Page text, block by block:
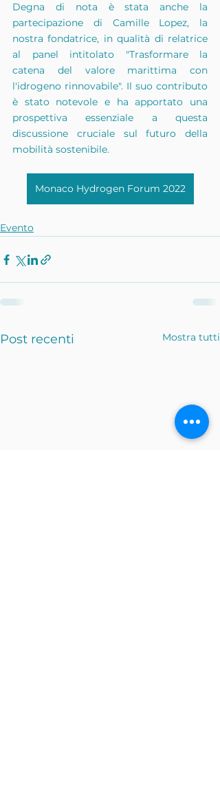
Degna di nota è stata anche la
partecipazione di Camille Lopez, la
nostra fondatrice, in qualità di relatrice
al panel intitolato "Trasformare la
catena del valore marittima con
l'idrogeno rinnovabile". Il suo contributo
è stato notevole e ha apportato una
prospettiva essenziale a questa
discussione cruciale sul futuro della
mobilità sostenibile.
Monaco Hydrogen Forum 2022
Evento
Post recenti Mostra tutti